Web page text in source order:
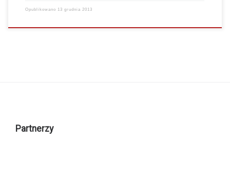
Opublikowano 13 grudnia 2013
Partnerzy